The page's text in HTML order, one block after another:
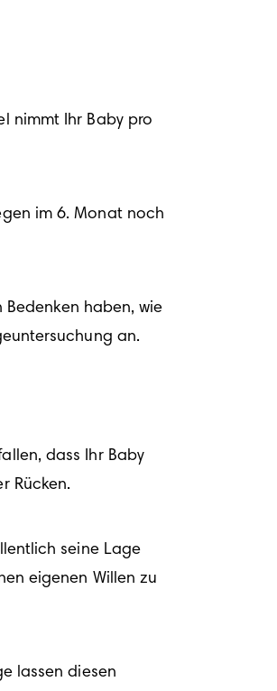
nimmt Ihr Baby pro
im 6. Monat noch
haben, wie
an.
dass Ihr Baby
Rücken.
seine Lage
eigenen Willen zu
lassen diesen